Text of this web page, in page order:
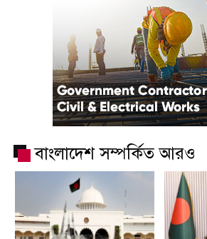
বাংলাদেশ সম্পর্কিত আরও